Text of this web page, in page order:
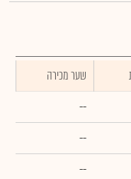
שער מכירה
--
--
--